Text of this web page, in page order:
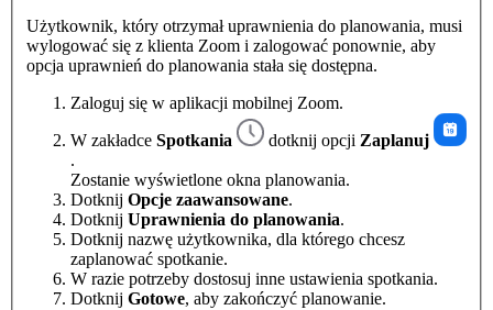
Użytkownik, który otrzymał uprawnienia do planowania, musi
wylogować się z klienta Zoom i zalogować ponownie, aby
opcja uprawnień do planowania stała się dostępna.
Zaloguj się w aplikacji mobilnej Zoom.
W zakładce Spotkania dotknij opcji Zaplanuj
.
Zostanie wyświetlone okna planowania.
Dotknij Opcje zaawansowane.
Dotknij Uprawnienia do planowania.
Dotknij nazwę użytkownika, dla którego chcesz
zaplanować spotkanie.
W razie potrzeby dostosuj inne ustawienia spotkania.
Dotknij Gotowe, aby zakończyć planowanie.